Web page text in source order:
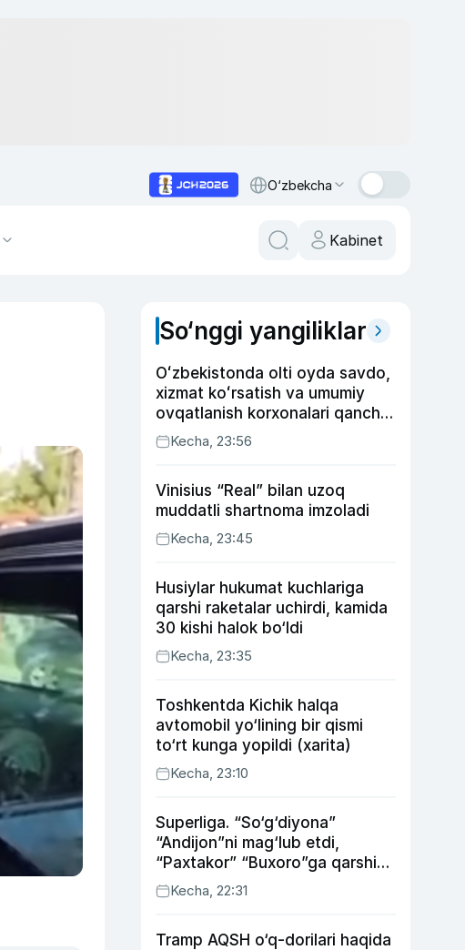
O‘zbekcha
Kabinet
So‘nggi yangiliklar
Oʻzbekistonda olti oyda savdo,
xizmat koʻrsatish va umumiy
ovqatlanish korxonalari qancha
soliq toʻlagani ochiqlandi
Kecha, 23:56
Vinisius “Real” bilan uzoq
muddatli shartnoma imzoladi
Kecha, 23:45
Husiylar hukumat kuchlariga
qarshi raketalar uchirdi, kamida
30 kishi halok bo‘ldi
Kecha, 23:35
Toshkentda Kichik halqa
avtomobil yo‘lining bir qismi
to‘rt kunga yopildi (xarita)
Kecha, 23:10
Superliga. “So‘g‘diyona”
“Andijon”ni mag‘lub etdi,
“Paxtakor” “Buxoro”ga qarshi
bahsda g‘alabani qo‘ldan
chiqardi
Kecha, 22:31
Tramp AQSH o‘q-dorilari haqida